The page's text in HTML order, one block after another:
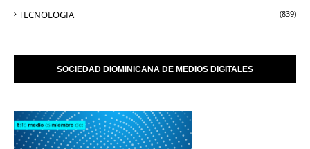
TECNOLOGIA (839)
SOCIEDAD DIOMINICANA DE MEDIOS DIGITALES